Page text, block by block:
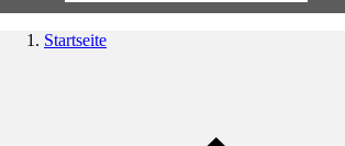
Startseite